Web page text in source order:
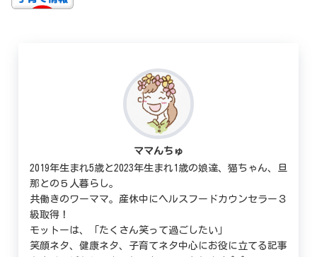
ママんちゅ
2019年生まれ5歳と2023年生まれ1歳の娘達、猫ちゃん、旦
那との５人暮らし。
共働きのワーママ。産休中にヘルスフードカウンセラー３
級取得！
モットーは、「たくさん笑って過ごしたい」
笑顔ネタ、健康ネタ、子育てネタ中心にお役に立てる記事